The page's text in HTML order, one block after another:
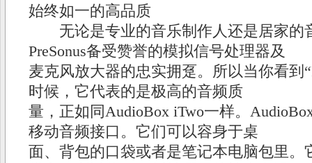
始终如一的高品质
无论是专业的音乐制作人还是居家的
PreSonus备受赞誉的模拟信号处理器及
麦克风放大器的忠实拥趸。所以当你看到
时候，它代表的是极高的音频质
量，正如同AudioBox iTwo一样。
移动音频接口。它们可以容身于桌
面、背包的口袋或者是笔记本电脑包里。